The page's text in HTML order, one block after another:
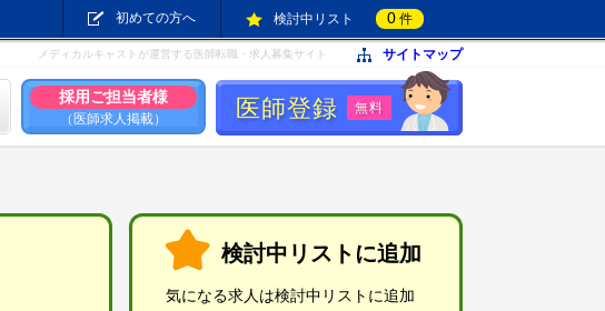
初めての方へ 検討中リスト 0 件
メディカルキャストが運営する医師転職・求人募集サイト サイトマップ
採用ご担当者様
（医師求人掲載） 医師登録 無料
検討中リストに追加
気になる求人は検討中リストに追加